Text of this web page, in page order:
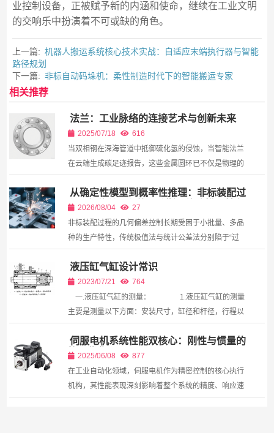
业控制设备，正被赋予新的内涵和使命，继续在工业文明
的交响乐中扮演着不可或缺的角色。
上一篇: 机器人搬运系统核心技术实战：自适应末端执行器与智能
路径规划
下一篇: 非标自动码垛机：柔性制造时代下的智能搬运专家
相关推荐
法兰：工业脉络的连接艺术与创新未来
2025/07/18
616
当双相钢在深海管道中抵御硫化氢的侵蚀，当智能法兰
在云端生成碳足迹报告，这些金属圆环已不仅是物理的
从确定性模型到概率性推理：非标装配过
程几何偏差累积的贝叶斯网络建模及其在
公差分配中的反向传播应用
2026/08/04
27
非标装配过程的几何偏差控制长期受困于小批量、多品
种的生产特性，传统极值法与统计公差法分别陷于“过
装配公差分析从确定性模型向概率性推理的范式演进，
提出...
液压缸气缸设计常识
2023/07/21
764
一.液压缸气缸的测量： 1.液压缸气缸的测量
主要是测量以下方面：安装尺寸，缸径和杆径，行程以
对于带位移传感器或接近开关的，要记录其型号。缸体
内...
伺服电机系统性能双核心：刚性与惯量的
协同优化
2025/06/08
877
在工业自动化领域，伺服电机作为精密控制的核心执行
机构，其性能表现深刻影响着整个系统的精度、响应速